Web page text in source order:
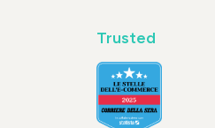
Trusted